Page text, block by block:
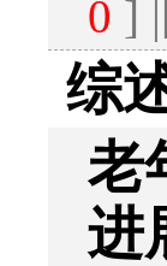
0 ]
综
老
进